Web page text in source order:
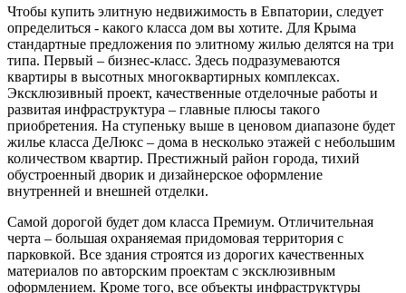
Чтобы купить элитную недвижимость в Евпатории, следует
определиться - какого класса дом вы хотите. Для Крыма
стандартные предложения по элитному жилью делятся на три
типа. Первый – бизнес-класс. Здесь подразумеваются
квартиры в высотных многоквартирных комплексах.
Эксклюзивный проект, качественные отделочные работы и
развитая инфраструктура – главные плюсы такого
приобретения. На ступеньку выше в ценовом диапазоне будет
жилье класса ДеЛюкс – дома в несколько этажей с небольшим
количеством квартир. Престижный район города, тихий
обустроенный дворик и дизайнерское оформление
внутренней и внешней отделки.
Самой дорогой будет дом класса Премиум. Отличительная
черта – большая охраняемая придомовая территория с
парковкой. Все здания строятся из дорогих качественных
материалов по авторским проектам с эксклюзивным
оформлением. Кроме того, все объекты инфраструктуры